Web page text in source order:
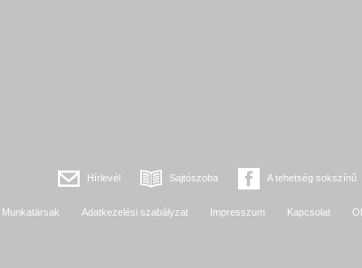
Hírlevél Sajtószoba A tehetség sokszínű
Munkatársak Adatkezelési szabályzat Impresszum Kapcsolat